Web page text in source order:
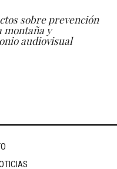
sobre prevención
montaña y
audiovisual